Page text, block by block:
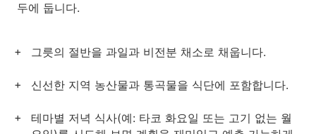
두에 둡니다.
그릇의 절반을 과일과 비전분 채소로 채웁니다.
신선한 지역 농산물과 통곡물을 식단에 포함합니다.
테마별 저녁 식사(예: 타코 화요일 또는 고기 없는 월